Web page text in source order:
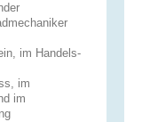
im Handels-
im
im